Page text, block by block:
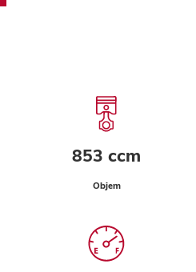
853 ccm
Objem